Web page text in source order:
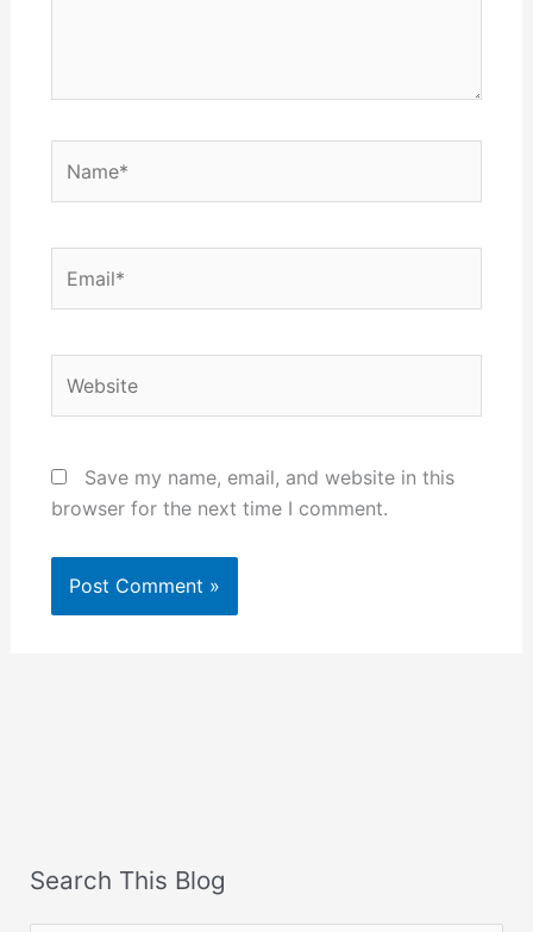
Save my name, email, and website in this
browser for the next time I comment.
Search This Blog